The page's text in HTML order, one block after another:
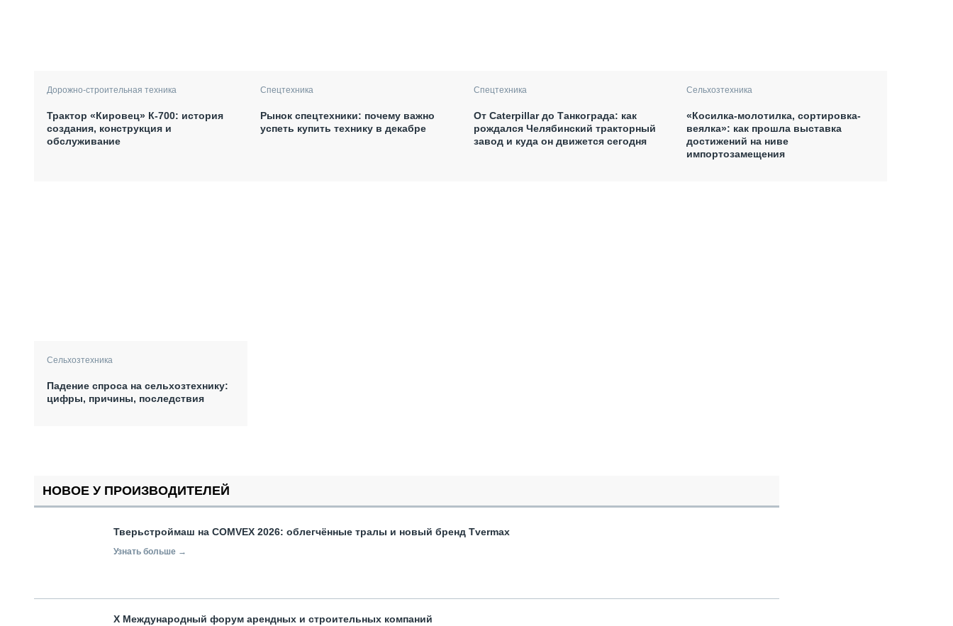
Дорожно-строительная техника
Трактор «Кировец» К-700: история
создания, конструкция и
обслуживание
Спецтехника
Рынок спецтехники: почему важно
успеть купить технику в декабре
Спецтехника
От Caterpillar до Танкограда: как
рождался Челябинский тракторный
завод и куда он движется сегодня
Сельхозтехника
«Косилка-молотилка, сортировка-
веялка»: как прошла выставка
достижений на ниве
импортозамещения
Сельхозтехника
Падение спроса на сельхозтехнику:
цифры, причины, последствия
НОВОЕ У ПРОИЗВОДИТЕЛЕЙ
Тверьстроймаш на COMVEX 2026: облегчённые тралы и новый бренд Tvermax
Узнать больше →
X Международный форум арендных и строительных компаний